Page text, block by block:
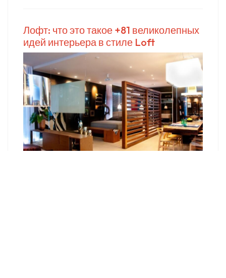
Лофт: что это такое +81 великолепных
идей интерьера в стиле Loft